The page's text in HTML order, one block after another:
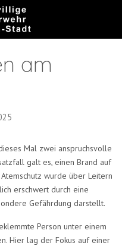
am
Mal zwei anspruchsvolle
galt es, einen Brand auf
wurde über Leitern
erschwert durch eine
Gefährdung darstellt.
Person unter einem
Hier lag der Fokus auf einer